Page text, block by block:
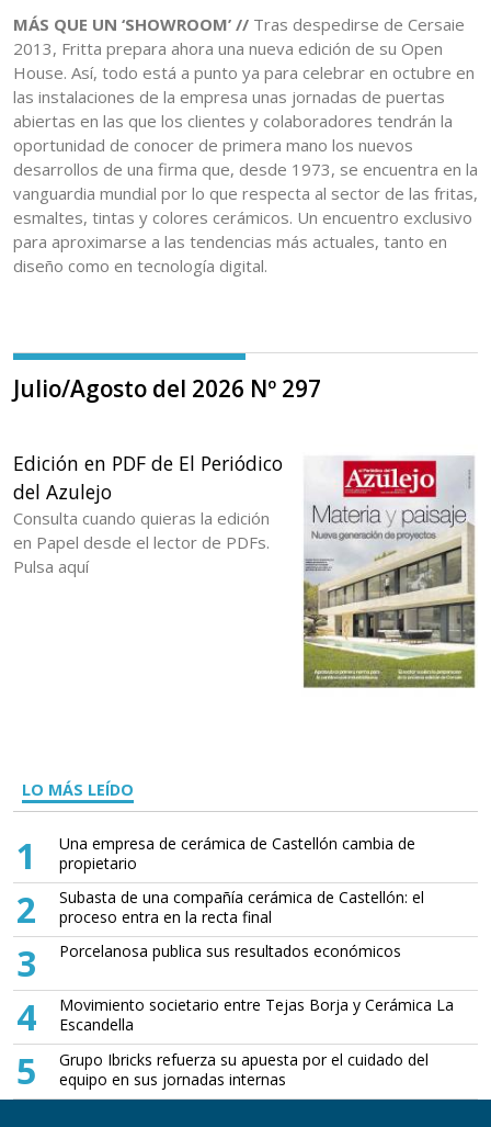
MÁS QUE UN ‘SHOWROOM’ // Tras despedirse de Cersaie
2013, Fritta prepara ahora una nueva edición de su Open
House. Así, todo está a punto ya para celebrar en octubre en
las instalaciones de la empresa unas jornadas de puertas
abiertas en las que los clientes y colaboradores tendrán la
oportunidad de conocer de primera mano los nuevos
desarrollos de una firma que, desde 1973, se encuentra en la
vanguardia mundial por lo que respecta al sector de las fritas,
esmaltes, tintas y colores cerámicos. Un encuentro exclusivo
para aproximarse a las tendencias más actuales, tanto en
diseño como en tecnología digital.
Julio/Agosto del 2026 Nº 297
Edición en PDF de El Periódico
del Azulejo
Consulta cuando quieras la edición
en Papel desde el lector de PDFs.
Pulsa aquí
LO MÁS LEÍDO
1
Una empresa de cerámica de Castellón cambia de
propietario
2
Subasta de una compañía cerámica de Castellón: el
proceso entra en la recta final
3 Porcelanosa publica sus resultados económicos
4
Movimiento societario entre Tejas Borja y Cerámica La
Escandella
5
Grupo Ibricks refuerza su apuesta por el cuidado del
equipo en sus jornadas internas